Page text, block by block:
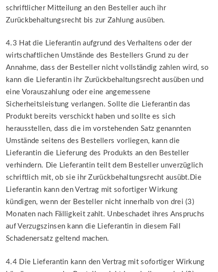
schriftlicher Mitteilung an den Besteller auch ihr
Zurückbehaltungsrecht bis zur Zahlung ausüben.
4.3 Hat die Lieferantin aufgrund des Verhaltens oder der
wirtschaftlichen Umstände des Bestellers Grund zu der
Annahme, dass der Besteller nicht vollständig zahlen wird, so
kann die Lieferantin ihr Zurückbehaltungsrecht ausüben und
eine Vorauszahlung oder eine angemessene
Sicherheitsleistung verlangen. Sollte die Lieferantin das
Produkt bereits verschickt haben und sollte es sich
herausstellen, dass die im vorstehenden Satz genannten
Umstände seitens des Bestellers vorliegen, kann die
Lieferantin die Lieferung des Produkts an den Besteller
verhindern. Die Lieferantin teilt dem Besteller unverzüglich
schriftlich mit, ob sie ihr Zurückbehaltungsrecht ausübt.Die
Lieferantin kann den Vertrag mit sofortiger Wirkung
kündigen, wenn der Besteller nicht innerhalb von drei (3)
Monaten nach Fälligkeit zahlt. Unbeschadet ihres Anspruchs
auf Verzugszinsen kann die Lieferantin in diesem Fall
Schadenersatz geltend machen.
4.4 Die Lieferantin kann den Vertrag mit sofortiger Wirkung